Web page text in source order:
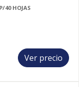
40 HOJAS
Ver precio